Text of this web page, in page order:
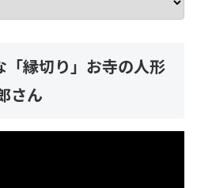
「縁切り」お寺の人形
さん